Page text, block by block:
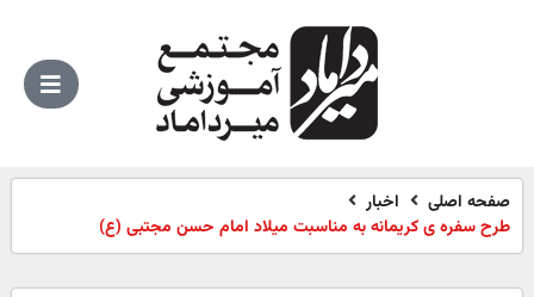
صفحه اصلی
اخبار
طرح سفره ی کریمانه به مناسبت میلاد امام حسن مجتبی (ع)